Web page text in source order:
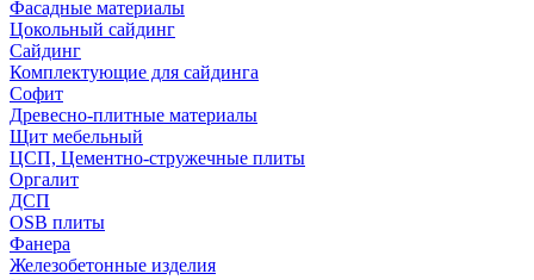
Фасадные материалы
Цокольный сайдинг
Сайдинг
Комплектующие для сайдинга
Софит
Древесно-плитные материалы
Щит мебельный
ЦСП, Цементно-стружечные плиты
Оргалит
ДСП
OSB плиты
Фанера
Железобетонные изделия